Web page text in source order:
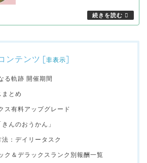
ンテンツ [非表示]
る軌跡 開催期間
とめ
ス有料アップグレード
んのおうかん」
：デイリータスク
ク＆デラックスランク別報酬一覧